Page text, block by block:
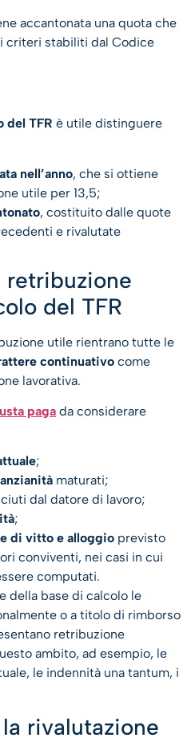
accantonata una quota che
criteri stabiliti dal Codice
del TFR è utile distinguere
nell’anno, che si ottiene
utile per 13,5;
, costituito dalle quote
e rivalutate
retribuzione
del TFR
utile rientrano tutte le
continuativo come
lavorativa.
paga da considerare
;
maturati;
dal datore di lavoro;
;
di vitto e alloggio previsto
conviventi, nei casi in cui
computati.
della base di calcolo le
o a titolo di rimborso
retribuzione
ambito, ad esempio, le
le indennità una tantum, i
rivalutazione